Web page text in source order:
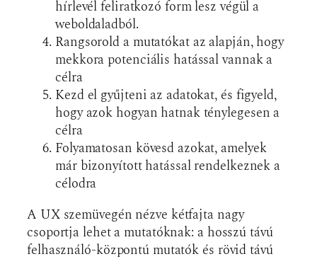
hírlevél feliratkozó form lesz végül a
weboldaladból.
Rangsorold a mutatókat az alapján, hogy
mekkora potenciális hatással vannak a
célra
Kezd el gyűjteni az adatokat, és figyeld,
hogy azok hogyan hatnak ténylegesen a
célra
Folyamatosan kövesd azokat, amelyek
már bizonyított hatással rendelkeznek a
célodra
A UX szemüvegén nézve kétfajta nagy
csoportja lehet a mutatóknak: a hosszú távú
felhasználó-központú mutatók és rövid távú